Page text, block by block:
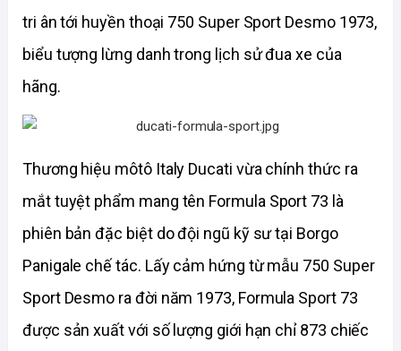
tri ân tới huyền thoại 750 Super Sport Desmo 1973,
biểu tượng lừng danh trong lịch sử đua xe của
hãng.
Thương hiệu môtô Italy Ducati vừa chính thức ra
mắt tuyệt phẩm mang tên Formula Sport 73 là
phiên bản đặc biệt do đội ngũ kỹ sư tại Borgo
Panigale chế tác. Lấy cảm hứng từ mẫu 750 Super
Sport Desmo ra đời năm 1973, Formula Sport 73
được sản xuất với số lượng giới hạn chỉ 873 chiếc